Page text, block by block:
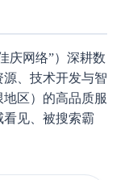
庆网络”）深耕数
、技术开发与智
区）的高品质服
见、被搜索霸